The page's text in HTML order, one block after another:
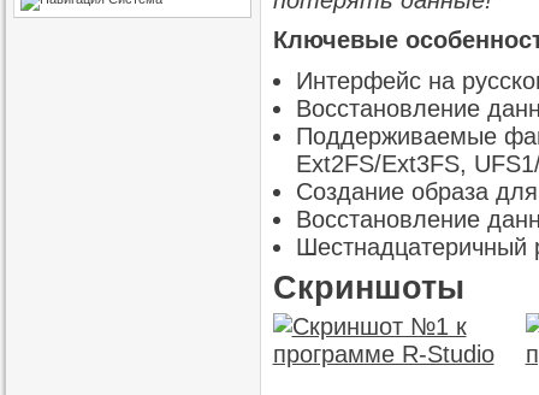
Ключевые
Интерфейс на
Восстановление
Поддерживаемые
Ext2FS/Ext3FS,
Создание образа
Восстановление
Шестнадцатеричный
Скриншоты